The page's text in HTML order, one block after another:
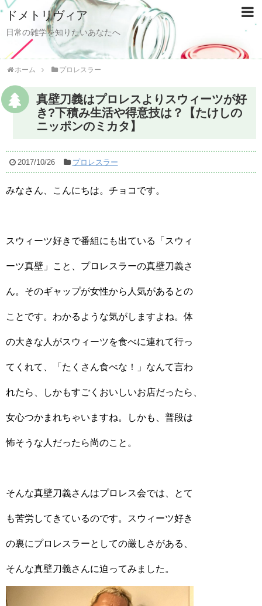
ドメトリヴィア
日常の雑学を知りたいあなたへ
ホーム プロレスラー
真壁刀義はプロレスよりスウィーツが好
き?下積み生活や得意技は？【たけしの
ニッポンのミカタ】
2017/10/26 プロレスラー
みなさん、こんにちは。チョコです。
スウィーツ好きで番組にも出ている「スウィ
ーツ真壁」こと、プロレスラーの真壁刀義さ
ん。そのギャップが女性から人気があるとの
ことです。わかるような気がしますよね。体
の大きな人がスウィーツを食べに連れて行っ
てくれて、「たくさん食べな！」なんて言わ
れたら、しかもすごくおいしいお店だったら、
女心つかまれちゃいますね。しかも、普段は
怖そうな人だったら尚のこと。
そんな真壁刀義さんはプロレス会では、とて
も苦労してきているのです。スウィーツ好き
の裏にプロレスラーとしての厳しさがある、
そんな真壁刀義さんに迫ってみました。